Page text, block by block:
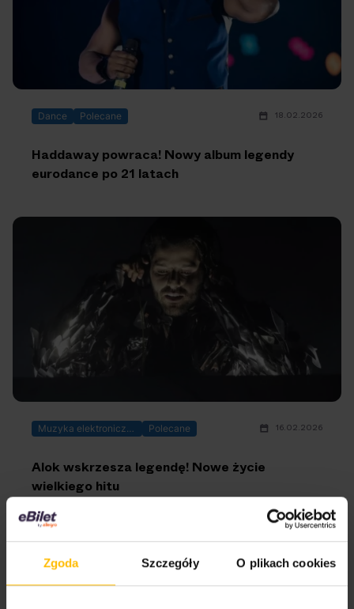
Zgoda Szczegóły O plikach cookies
Dance Polecane 18.02.2026
Haddaway powraca! Nowy album legendy
eurodance po 21 latach
Muzyka elektroniczna Polecane 16.02.2026
Alok wskrzesza legendę! Nowe życie
wielkiego hitu